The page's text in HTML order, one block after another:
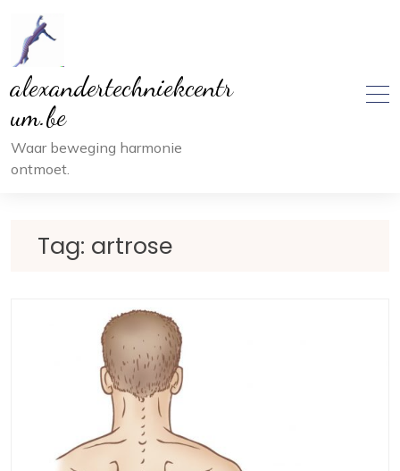
inhoud
alexandertechniekcentr
um.be
Waar beweging harmonie
ontmoet.
Tag: artrose